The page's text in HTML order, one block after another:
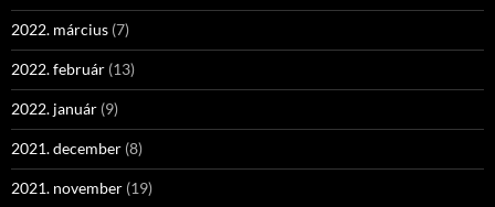
2022. március (7)
2022. február (13)
2022. január (9)
2021. december (8)
2021. november (19)